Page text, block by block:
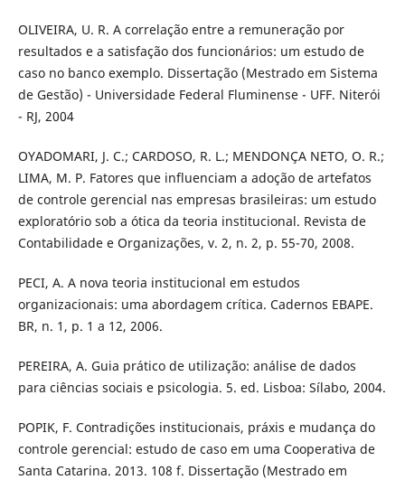
OLIVEIRA, U. R. A correlação entre a remuneração por
resultados e a satisfação dos funcionários: um estudo de
caso no banco exemplo. Dissertação (Mestrado em Sistema
de Gestão) - Universidade Federal Fluminense - UFF. Niterói
- RJ, 2004
OYADOMARI, J. C.; CARDOSO, R. L.; MENDONÇA NETO, O. R.;
LIMA, M. P. Fatores que influenciam a adoção de artefatos
de controle gerencial nas empresas brasileiras: um estudo
exploratório sob a ótica da teoria institucional. Revista de
Contabilidade e Organizações, v. 2, n. 2, p. 55-70, 2008.
PECI, A. A nova teoria institucional em estudos
organizacionais: uma abordagem crítica. Cadernos EBAPE.
BR, n. 1, p. 1 a 12, 2006.
PEREIRA, A. Guia prático de utilização: análise de dados
para ciências sociais e psicologia. 5. ed. Lisboa: Sílabo, 2004.
POPIK, F. Contradições institucionais, práxis e mudança do
controle gerencial: estudo de caso em uma Cooperativa de
Santa Catarina. 2013. 108 f. Dissertação (Mestrado em